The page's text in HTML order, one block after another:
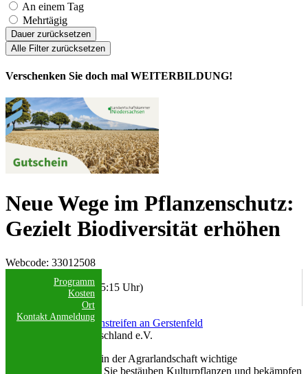
An einem Tag
Mehrtägig
Dauer zurücksetzen
Alle Filter zurücksetzen
Verschenken Sie doch mal WEITERBILDUNG!
Neue Wege im Pflanzenschutz:
Gezielt Biodiversität erhöhen
Webcode: 33012508
Programm
Kosten
Ort
Kontakt Anmeldung
01.07.2026 (09:15 - 15:15 Uhr)
AbL Mitteldeutschland e.V.
Insekten übernehmen in der Agrarlandschaft wichtige
Ökosystemleistungen. Sie bestäuben Kulturpflanzen und bekämpfen